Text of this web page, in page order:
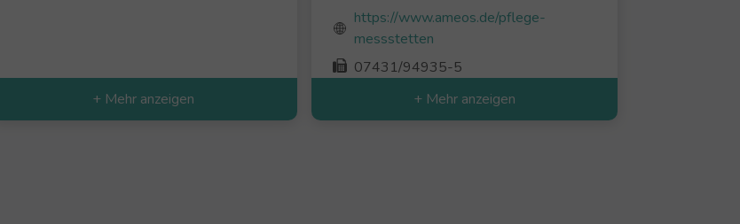
+ Mehr anzeigen
https://www.ameos.de/pflege-
messstetten
07431/94935-5
+ Mehr anzeigen